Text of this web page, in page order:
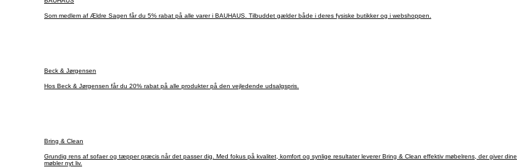
Som medlem af Ældre Sagen får du 5% rabat på alle varer i BAUHAUS. Tilbuddet gælder både i deres fysiske butikker og i webshoppen.
Beck & Jørgensen
Hos Beck & Jørgensen får du 20% rabat på alle produkter på den vejledende udsalgspris.
Bring & Clean
Grundig rens af sofaer og tæpper præcis når det passer dig. Med fokus på kvalitet, komfort og synlige resultater leverer Bring & Clean effektiv møbelrens, der giver dine
møbler nyt liv.